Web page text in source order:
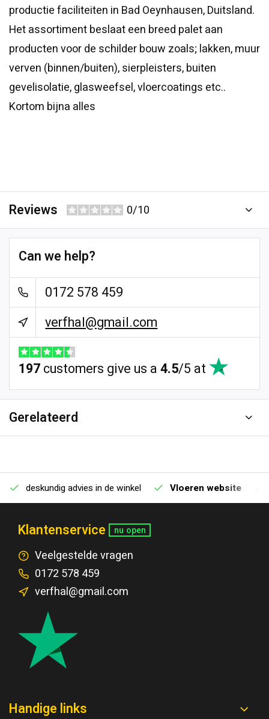
productie faciliteiten in Bad Oeynhausen, Duitsland.
Het assortiment beslaat een breed palet aan
producten voor de schilder bouw zoals; lakken, muur
verven (binnen/buiten), sierpleisters, buiten
gevelisolatie, glasweefsel, vloercoatings etc..
Kortom bijna alles
Reviews 0/10
Can we help?
0172 578 459
verfhal@gmail.com
197customers give us a4.5/5 at
Gerelateerd
deskundig advies in de winkel Vloeren website
Klantenservice nu open
Veelgestelde vragen
0172 578 459
verfhal@gmail.com
Handige links